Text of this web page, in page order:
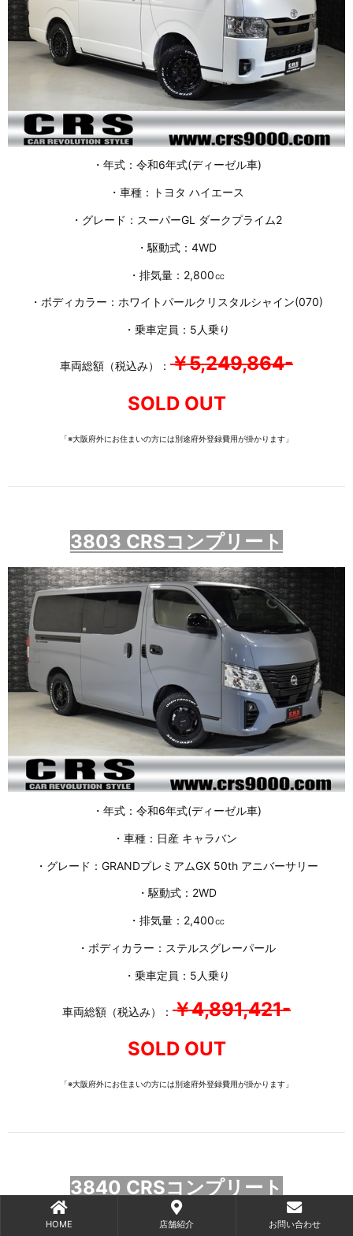
・年式：令和6年式(ディーゼル車)
・車種：トヨタ ハイエース
・グレード：スーパーGL ダークプライム2
・駆動式：4WD
・排気量：2,800㏄
・ボディカラー：ホワイトパールクリスタルシャイン(070)
・乗車定員：5人乗り
車両総額（税込み）： ￥5,249,864-
SOLD OUT
「※大阪府外にお住まいの方には別途府外登録費用が掛かります」
3803 CRSコンプリート
・年式：令和6年式(ディーゼル車)
・車種：日産 キャラバン
・グレード：GRANDプレミアムGX 50th アニバーサリー
・駆動式：2WD
・排気量：2,400㏄
・ボディカラー：ステルスグレーパール
・乗車定員：5人乗り
車両総額（税込み）： ￥4,891,421-
SOLD OUT
「※大阪府外にお住まいの方には別途府外登録費用が掛かります」
3840 CRSコンプリート
HOME 店舗紹介 お問い合わせ